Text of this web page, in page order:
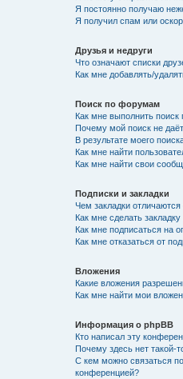
Я постоянно получаю
Я получил спам или
Друзья и недруги
Что означают списки
Как мне добавлять/
Поиск по форумам
Как мне выполнить
Почему мой поиск не
В результате моего
Как мне найти
Как мне найти свои
Подписки и закладки
Чем закладки отличаются
Как мне сделать
Как мне подписаться на
Как мне отказаться от
Вложения
Какие вложения
Как мне найти мои
Информация о phpBB
Кто написал эту
Почему здесь нет такой-
С кем можно связаться
конференцией?